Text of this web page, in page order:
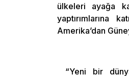
ülkeleri ayağa
yaptırımlarına
Amerika’dan
“Yeni bir